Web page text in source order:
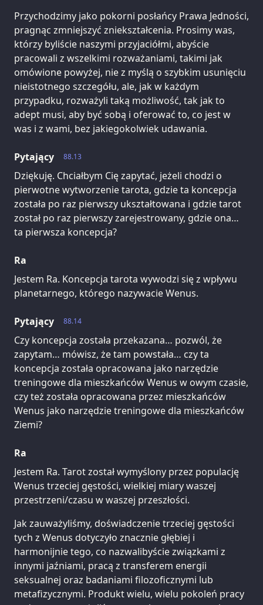
Przychodzimy jako pokorni posłańcy Prawa Jedności,
pragnąc zmniejszyć zniekształcenia. Prosimy was,
którzy byliście naszymi przyjaciółmi, abyście
pracowali z wszelkimi rozważaniami, takimi jak
omówione powyżej, nie z myślą o szybkim usunięciu
nieistotnego szczegółu, ale, jak w każdym
przypadku, rozważyli taką możliwość, tak jak to
adept musi, aby być sobą i oferować to, co jest w
was i z wami, bez jakiegokolwiek udawania.
88.13
Pytający
Dziękuję. Chciałbym Cię zapytać, jeżeli chodzi o
pierwotne wytworzenie tarota, gdzie ta koncepcja
została po raz pierwszy ukształtowana i gdzie tarot
został po raz pierwszy zarejestrowany, gdzie ona…
ta pierwsza koncepcja?
Ra
Jestem Ra. Koncepcja tarota wywodzi się z wpływu
planetarnego, którego nazywacie Wenus.
88.14
Pytający
Czy koncepcja została przekazana… pozwól, że
zapytam… mówisz, że tam powstała… czy ta
koncepcja została opracowana jako narzędzie
treningowe dla mieszkańców Wenus w owym czasie,
czy też została opracowana przez mieszkańców
Wenus jako narzędzie treningowe dla mieszkańców
Ziemi?
Ra
Jestem Ra. Tarot został wymyślony przez populację
Wenus trzeciej gęstości, wielkiej miary waszej
przestrzeni/czasu w waszej przeszłości.
Jak zauważyliśmy, doświadczenie trzeciej gęstości
tych z Wenus dotyczyło znacznie głębiej i
harmonijnie tego, co nazwalibyście związkami z
innymi jaźniami, pracą z transferem energii
seksualnej oraz badaniami filozoficznymi lub
metafizycznymi. Produkt wielu, wielu pokoleń pracy